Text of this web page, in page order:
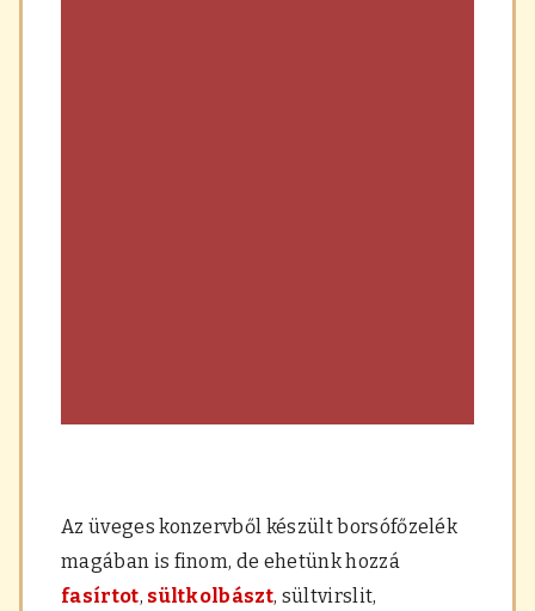
Az üveges konzervből készült borsófőzelék
magában is finom, de ehetünk hozzá
fasírtot, sültkolbászt, sültvirslit,